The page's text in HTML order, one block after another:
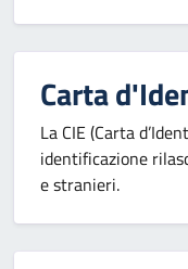
Carta
La CIE (Carta
identificazione
e stranieri.